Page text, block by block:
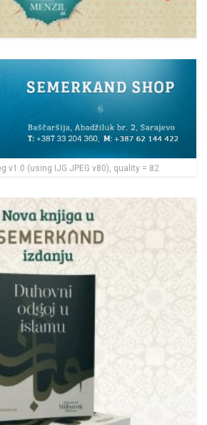
v1.0 (using IJG JPEG v80), quality = 82